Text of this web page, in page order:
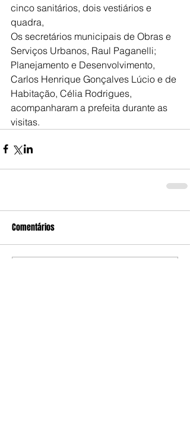
cinco sanitários, dois vestiários e
quadra,
Os secretários municipais de Obras e
Serviços Urbanos, Raul Paganelli;
Planejamento e Desenvolvimento,
Carlos Henrique Gonçalves Lúcio e de
Habitação, Célia Rodrigues,
acompanharam a prefeita durante as
visitas.
Comentários